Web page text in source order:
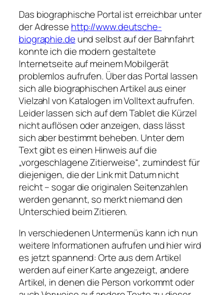
Das biographische Portal ist erreichbar unter
der Adresse http://www.deutsche-
biographie.de und selbst auf der Bahnfahrt
konnte ich die modern gestaltete
Internetseite auf meinem Mobilgerät
problemlos aufrufen. Über das Portal lassen
sich alle biographischen Artikel aus einer
Vielzahl von Katalogen im Volltext aufrufen.
Leider lassen sich auf dem Tablet die Kürzel
nicht auflösen oder anzeigen, dass lässt
sich aber bestimmt beheben. Unter dem
Text gibt es einen Hinweis auf die
„vorgeschlagene Zitierweise“, zumindest für
diejenigen, die der Link mit Datum nicht
reicht – sogar die originalen Seitenzahlen
werden genannt, so merkt niemand den
Unterschied beim Zitieren.
In verschiedenen Untermenüs kann ich nun
weitere Informationen aufrufen und hier wird
es jetzt spannend: Orte aus dem Artikel
werden auf einer Karte angezeigt, andere
Artikel, in denen die Person vorkommt oder